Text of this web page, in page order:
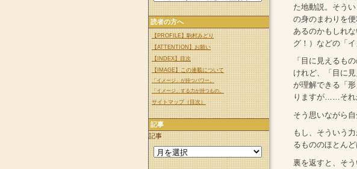
た地動説。そう
の身のまわりを
あるのかもしれ
グ！）などの「
「目に見えるも
けれど、「目に
が理解できる「
りますが……それ
そう思いながら
もし、そういう
るもののほとん
裏を返すと、そ
読者の方へ
【PROFILE】駒村みどり
【ATTENTION】お願い
【INDEX】目次
【IMAGE】この連載について
「イメージ」が持つパワー。
「イメージ」する力が持つもの。
サイトマップ（目次）
記事
記事